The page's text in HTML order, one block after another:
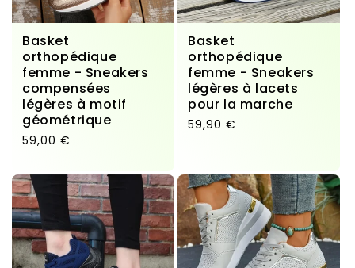
Basket
orthopédique
femme - Sneakers
compensées
légères à motif
géométrique
Prix habituel
59,00 €
Basket
orthopédique
femme - Sneakers
légères à lacets
pour la marche
Prix habituel
59,90 €